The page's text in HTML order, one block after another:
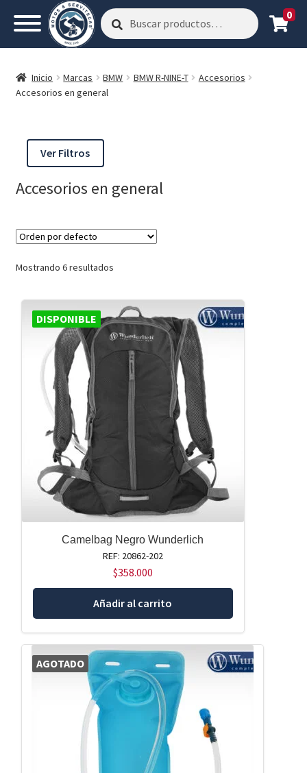
Buscar
por:
Buscar 0
Inicio Marcas BMW BMW R-NINE-T
Accesorios
Accesorios en general
Ver Filtros
Accesorios en general
Mostrando 6 resultados
DISPONIBLE
Camelbag Negro Wunderlich
REF: 20862-202
$358.000
Añadir al carrito
AGOTADO